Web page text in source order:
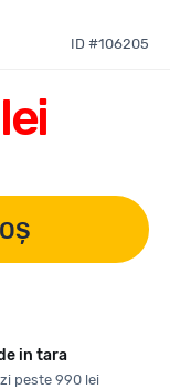
ID #106205
lei
in tara
peste 990 lei